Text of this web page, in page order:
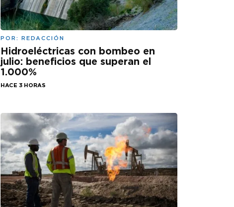
POR: REDACCIÓN
Hidroeléctricas con bombeo en
julio: beneficios que superan el
1.000%
HACE 3 HORAS